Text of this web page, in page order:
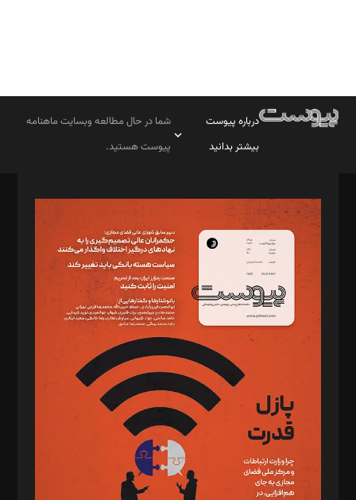
درباره پیوست
بیشتر بدانید
شما در حال مطالعه وبسایت ماهنامه
پیوست هستید.
مدیر مسئول: محمدباقر اثنی‌عشری
سردبیر: مهرک محمودی
دبیر تحریریه: میثم قاسمی
د‌بیر ناداستان: سمانه سمیع
د‌بیر خدمت و تجارت: ابوالفضل رجبی
د‌بیر حقوق فناوری: حسام‌الدین ایپکچی
د‌بیر پیوست جهان: مینا پاکدل
د‌بیر تحریریه آنلاین: بابک نقاش
تحریریه‌: مجتبی محمود‌ی، آرش برهمند، یسنا امان‌پور، سروش کرمیان،
مصطفی مسجدی آرانی، ابوالفضل رجبی، زهرا فکرانه، فائزه فتحی
رستمی،مصطفی باستان
ویرایش: نگار استاد‌‌آقا
طراح یونیفرم: مجید توکلی
فیلمبرداری و عکاسی: امیر شفیعی، مانی لطفی زاده